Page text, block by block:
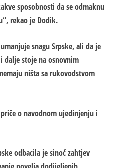
sposobnosti da se odmaknu
rekao je Dodik.
snagu Srpske, ali da je
dalje stoje na osnovnim
ništa sa rukovodstvom
o navodnom ujedinjenju i
odbacila je sinoć zahtjev